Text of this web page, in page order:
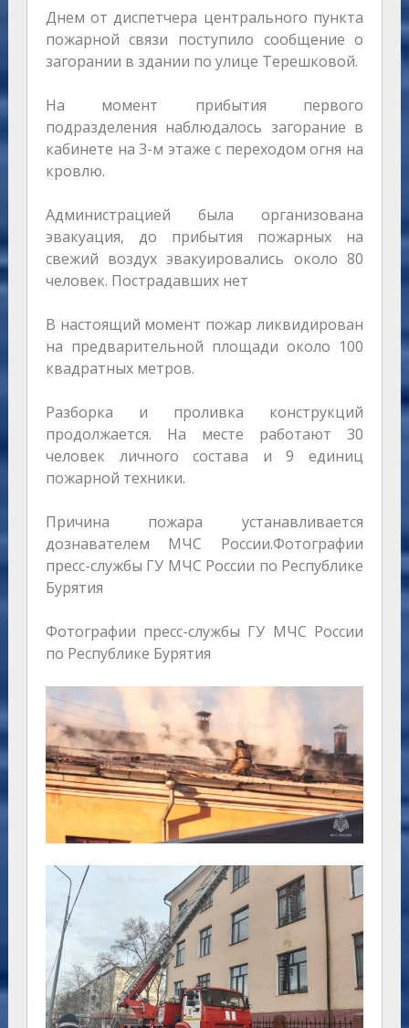
Днем от диспетчера центрального пункта
пожарной связи поступило сообщение о
загорании в здании по улице Терешковой.
На момент прибытия первого
подразделения наблюдалось загорание в
кабинете на 3-м этаже с переходом огня на
кровлю.
Администрацией была организована
эвакуация, до прибытия пожарных на
свежий воздух эвакуировались около 80
человек. Пострадавших нет
В настоящий момент пожар ликвидирован
на предварительной площади около 100
квадратных метров.
Разборка и проливка конструкций
продолжается. На месте работают 30
человек личного состава и 9 единиц
пожарной техники.
Причина пожара устанавливается
дознавателем МЧС России.Фотографии
пресс-службы ГУ МЧС России по Республике
Бурятия
Фотографии пресс-службы ГУ МЧС России
по Республике Бурятия